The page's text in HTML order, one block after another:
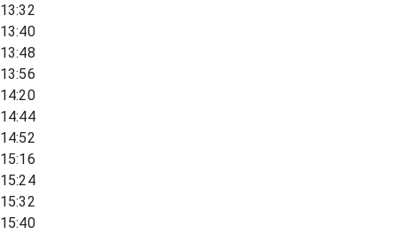
13:32
13:40
13:48
13:56
14:20
14:44
14:52
15:16
15:24
15:32
15:40